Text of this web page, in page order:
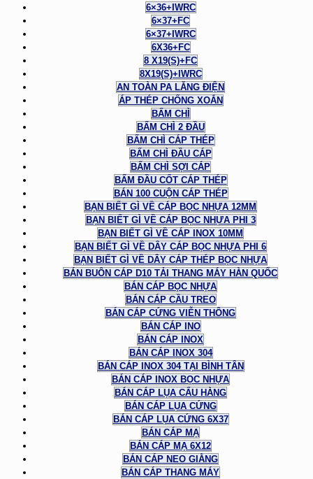
6×36+IWRC
6×37+FC
6×37+IWRC
6X36+FC
8 X19(S)+FC
8X19(S)+IWRC
AN TOÀN PA LĂNG ĐIỆN
ÁP THÉP CHỐNG XOẮN
BẤM CHÌ
BẤM CHÌ 2 ĐẦU
BẤM CHÌ CÁP THÉP
BẤM CHÌ ĐẦU CÁP
BẤM CHÌ SỢI CÁP
BẤM ĐẦU CỐT CÁP THÉP
BÁN 100 CUỘN CÁP THÉP
BẠN BIẾT GÌ VỀ CÁP BỌC NHỰA 12MM
BẠN BIẾT GÌ VỀ CÁP BỌC NHỰA PHI 3
BẠN BIẾT GÌ VỀ CÁP INOX 10MM
BẠN BIẾT GÌ VỀ DÂY CÁP BỌC NHỰA PHI 6
BẠN BIẾT GÌ VỀ DÂY CÁP THÉP BỌC NHỰA
BÁN BUÔN CÁP D10 TẢI THANG MÁY HÀN QUỐC
BÁN CÁP BỌC NHỰA
BÁN CÁP CẦU TREO
BÁN CÁP CỨNG VIỄN THÔNG
BÁN CÁP INO
BÁN CÁP INOX
BÁN CÁP INOX 304
BÁN CÁP INOX 304 TẠI BÌNH TÂN
BÁN CÁP INOX BỌC NHỰA
BÁN CÁP LỤA CẨU HÀNG
BÁN CÁP LỤA CỨNG
BÁN CÁP LỤA CỨNG 6X37
BÁN CÁP MẠ
BÁN CÁP MẠ 6X12
BÁN CÁP NEO GIẰNG
BÁN CÁP THANG MÁY